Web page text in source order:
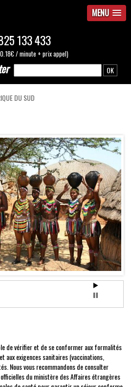
MENU
133 433
/ minute + prix appel)
DU SUD
de vérifier et de se conformer aux formalités
aux exigences sanitaires (vaccinations,
Nous vous recommandons de consulter
du ministère des Affaires étrangères